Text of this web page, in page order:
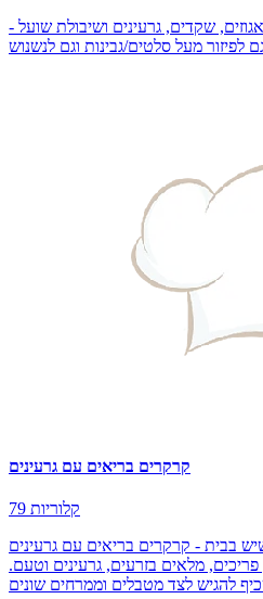
שקדים, גרעינים ושיבולת שועל -
לפיזור מעל סלטים/גבינות וגם לנשנוש
קרקרים בריאים עם גרעינים
79 קלוריות
בבית - קרקרים בריאים עם גרעינים
מלאים בזרעים, גרעינים וטעם.